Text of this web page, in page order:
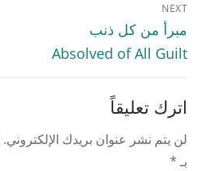
المقالات
NEXT
Next
post:
مبرأ من كل ذنب
Absolved of All Guilt
اترك تعليقاً
لن يتم نشر عنوان بريدك الإلكتروني.
بـ*